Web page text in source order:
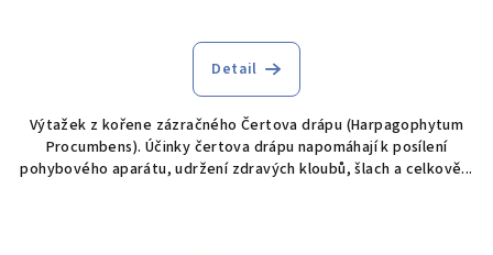
Detail
Výtažek z kořene zázračného Čertova drápu (Harpagophytum
Procumbens). Účinky čertova drápu napomáhají k posílení
pohybového aparátu, udržení zdravých kloubů, šlach a celkově...